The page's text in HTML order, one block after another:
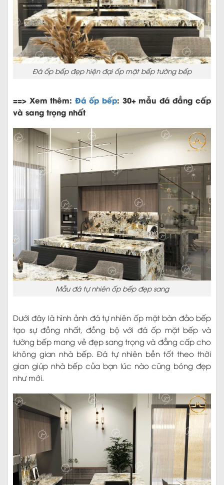
Đá ốp bếp đẹp hiện đại ốp mặt bếp tường bếp
==> Xem thêm: Đá ốp bếp: 30+ mẫu đá đẳng cấp
và sang trọng nhất
Mẫu đá tự nhiên ốp bếp đẹp sang
Dưới đây là hình ảnh đá tự nhiên ốp mặt bàn đảo bếp
tạo sự đồng nhất, đồng bộ với đá ốp mặt bếp và
tường bếp mang vẻ đẹp sang trọng và đẳng cấp cho
không gian nhà bếp. Đá tự nhiên bền tốt theo thời
gian giúp nhà bếp của bạn lúc nào cũng bóng đẹp
như mới.